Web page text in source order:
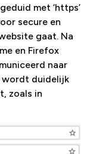
met ‘https’
secure en
gaat. Na
en Firefox
naar
wordt duidelijk
zoals in